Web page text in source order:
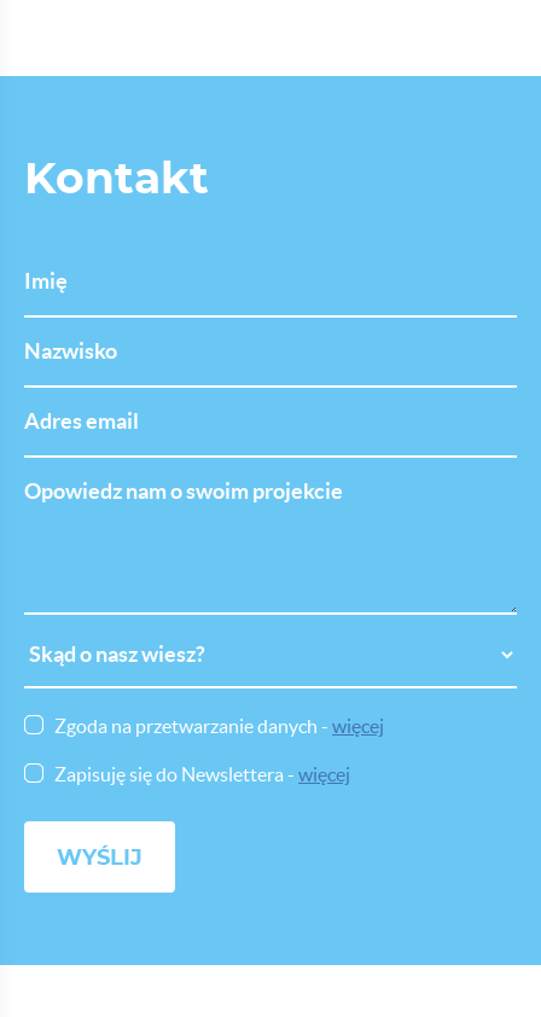
Kontakt
email
nam
o
nasz
wieszZgoda na przetwarzanie danych - więcej
Zapisuję się do Newslettera - więcej